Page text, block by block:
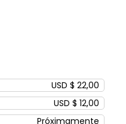
USD $ 22,00
USD $ 12,00
Próximamente